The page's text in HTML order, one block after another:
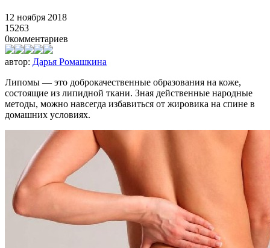
12 ноября 2018
15263
0комментариев
автор: Дарья Ромашкина
Липомы — это доброкачественные образования на коже,
состоящие из липидной ткани. Зная действенные народные
методы, можно навсегда избавиться от жировика на спине в
домашних условиях.